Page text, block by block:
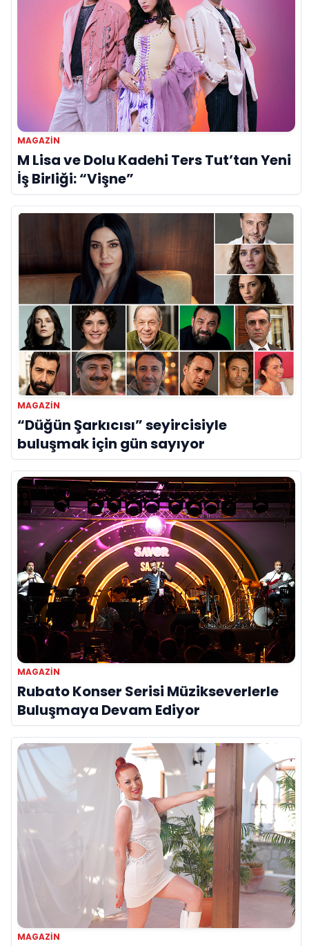
MAGAZİN
M Lisa ve Dolu Kadehi Ters Tut’tan Yeni
İş Birliği: “Vişne”
MAGAZİN
“Düğün Şarkıcısı” seyircisiyle
buluşmak için gün sayıyor
MAGAZİN
Rubato Konser Serisi Müzikseverlerle
Buluşmaya Devam Ediyor
MAGAZİN